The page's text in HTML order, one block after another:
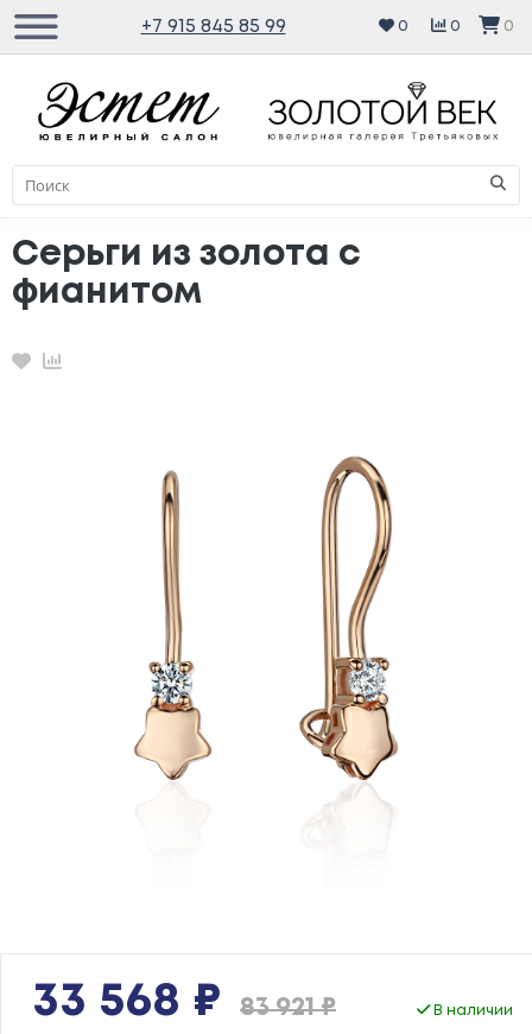
+7 915 845 85 99 0 0 0
Серьги из золота с
фианитом
Избранное
Сравнение
33 568 ₽ 83 921 ₽ В наличии